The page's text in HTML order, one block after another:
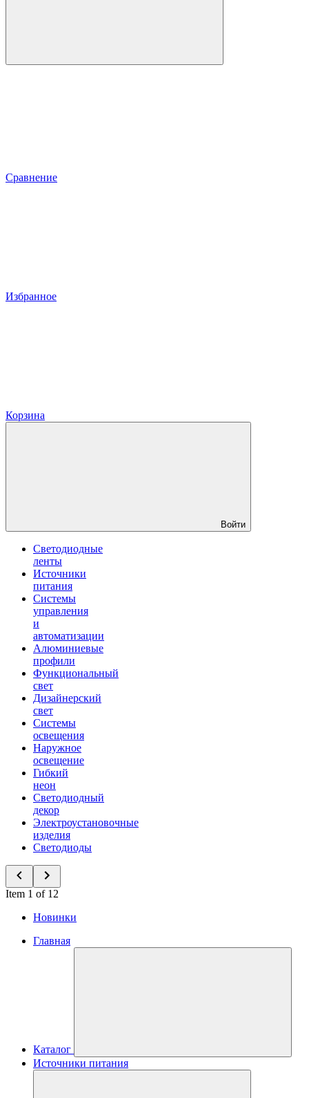
Сравнение
Избранное
Корзина
Войти
Светодиодные
ленты
Источники
питания
Системы
управления
и
автоматизации
Алюминиевые
профили
Функциональный
свет
Дизайнерский
свет
Системы
освещения
Наружное
освещение
Гибкий
неон
Светодиодный
декор
Электроустановочные
изделия
Светодиоды
Item 1 of 12
Новинки
Главная
Каталог
Источники питания